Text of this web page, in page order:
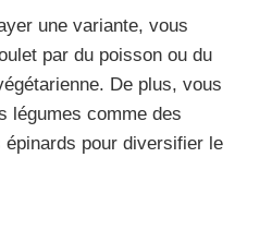
une variante, vous
par du poisson ou du
De plus, vous
légumes comme des
épinards pour diversifier le